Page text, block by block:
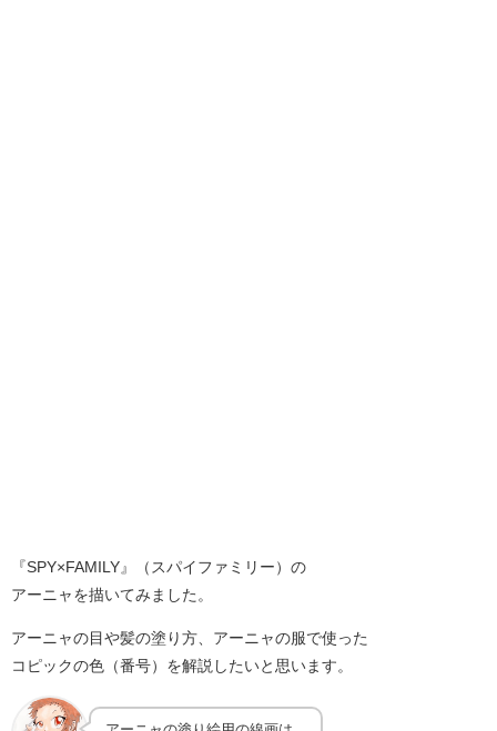
『SPY×FAMILY』（スパイファミリー）の
アーニャを描いてみました。
アーニャの目や髪の塗り方、アーニャの服で使った
コピックの色（番号）を解説したいと思います。